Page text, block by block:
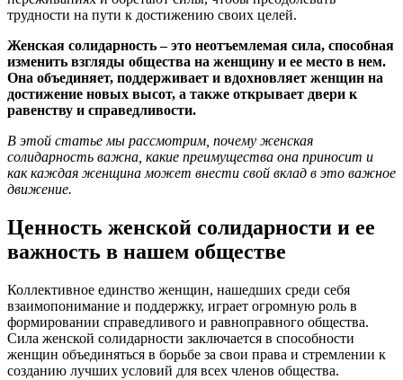
трудности на пути к достижению своих целей.
Женская солидарность – это неотъемлемая сила, способная
изменить взгляды общества на женщину и ее место в нем.
Она объединяет, поддерживает и вдохновляет женщин на
достижение новых высот, а также открывает двери к
равенству и справедливости.
В этой статье мы рассмотрим, почему женская
солидарность важна, какие преимущества она приносит и
как каждая женщина может внести свой вклад в это важное
движение.
Ценность женской солидарности и ее
важность в нашем обществе
Коллективное единство женщин, нашедших среди себя
взаимопонимание и поддержку, играет огромную роль в
формировании справедливого и равноправного общества.
Сила женской солидарности заключается в способности
женщин объединяться в борьбе за свои права и стремлении к
созданию лучших условий для всех членов общества.